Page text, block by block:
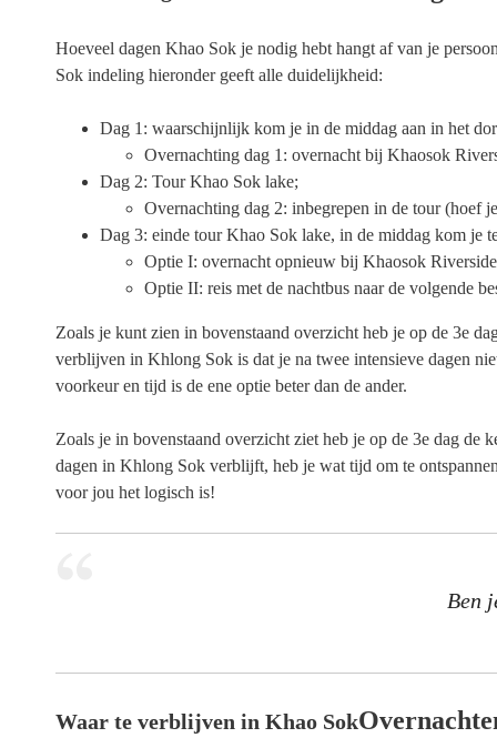
Hoeveel dagen Khao Sok je nodig hebt hangt af van je
Sok indeling hieronder geeft alle duidelijkheid:
Dag 1: waarschijnlijk kom je in de middag aan in het
Overnachting dag 1: overnacht bij Khaosok
Dag 2: Tour Khao Sok lake;
Overnachting dag 2: inbegrepen in de tour (hoef
Dag 3: einde tour Khao Sok lake, in de middag kom je
Optie I: overnacht opnieuw bij Khaosok
Optie II: reis met de nachtbus naar de volgende
Zoals je kunt zien in bovenstaand overzicht heb je op de 3e
verblijven in Khlong Sok is dat je na twee intensieve dagen
voorkeur en tijd is de ene optie beter dan de ander.
Zoals je in bovenstaand overzicht ziet heb je op de 3e dag de
dagen in Khlong Sok verblijft, heb je wat tijd om te
voor jou het logisch is!
Ben
Waar te verblijven in Khao Sok